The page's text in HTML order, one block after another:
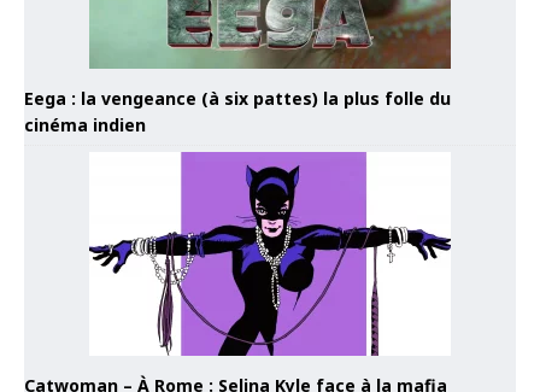
Eega : la vengeance (à six pattes) la plus folle du
cinéma indien
Catwoman – À Rome : Selina Kyle face à la mafia